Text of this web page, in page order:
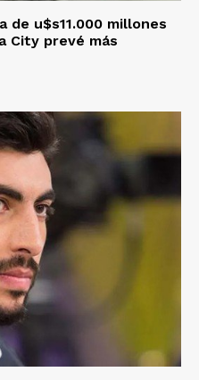
de u$s11.000 millones
City prevé más